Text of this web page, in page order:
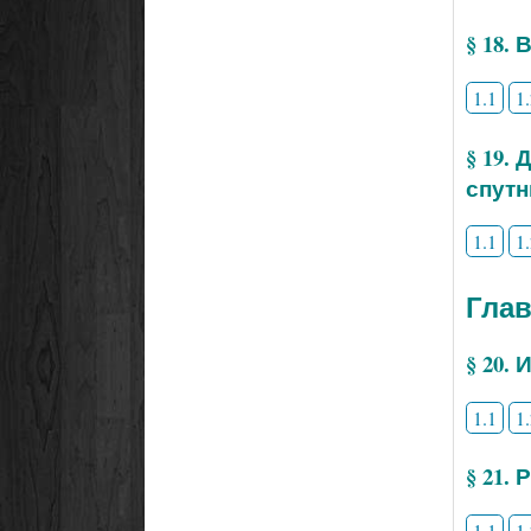
§ 18.
1.1
§ 19.
1.1
§ 20.
1.1
§ 21.